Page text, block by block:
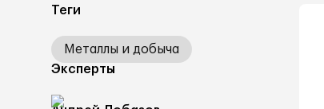
Теги
Металлы и добыча
Эксперты